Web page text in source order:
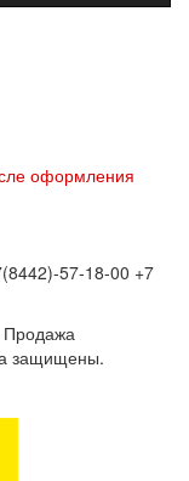
оформления
57-18-00 +7
защищены.